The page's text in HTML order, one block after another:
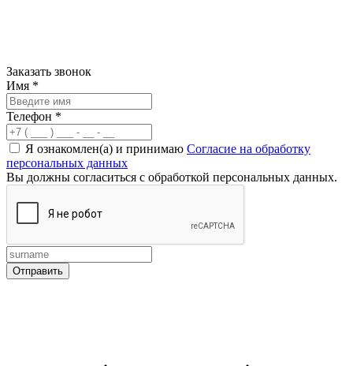
Заказать звонок
Имя *
Телефон *
Я ознакомлен(а) и принимаю Согласие на обработку
персональных данных
Вы должны согласиться с обработкой персональных данных.